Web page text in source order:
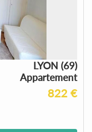
LYON (69)
Appartement
822 €